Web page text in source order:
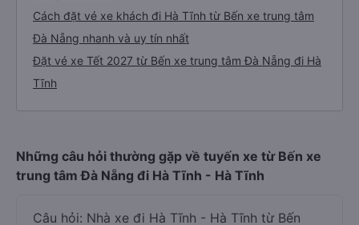
Cách đặt vé xe khách đi Hà Tĩnh từ Bến xe trung tâm
Đà Nẵng nhanh và uy tín nhất
Đặt vé xe Tết 2027 từ Bến xe trung tâm Đà Nẵng đi Hà
Tĩnh
Những câu hỏi thường gặp về tuyến xe từ Bến xe
trung tâm Đà Nẵng đi Hà Tĩnh - Hà Tĩnh
Câu hỏi: Nhà xe đi Hà Tĩnh - Hà Tĩnh từ Bến